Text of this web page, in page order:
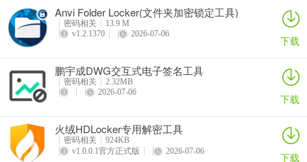
5、安装完成厚取消勾选运行软件后点击finish退出安装向导。
Anvi Folder Locker(文件夹加密锁定工具)
密码相关
13.9 M
v1.2.1370
2026-07-06 下载
鹏宇成DWG交互式电子签名工具
密码相关
2.32MB
2026-07-06
下载
火绒HDLocker专用解密工具
密码相关
924KB
v1.0.0.1官方正式版
2026-07-06 下载